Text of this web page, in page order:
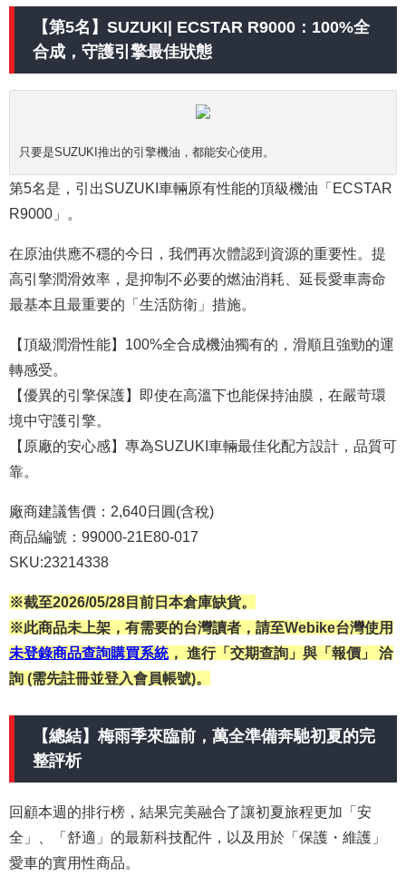
【第5名】SUZUKI| ECSTAR R9000：100%全
合成，守護引擎最佳狀態
只要是SUZUKI推出的引擎機油，都能安心使用。
第5名是，引出SUZUKI車輛原有性能的頂級機油「ECSTAR
R9000」。
在原油供應不穩的今日，我們再次體認到資源的重要性。提
高引擎潤滑效率，是抑制不必要的燃油消耗、延長愛車壽命
最基本且最重要的「生活防衛」措施。
【頂級潤滑性能】100%全合成機油獨有的，滑順且強勁的運
轉感受。
【優異的引擎保護】即使在高溫下也能保持油膜，在嚴苛環
境中守護引擎。
【原廠的安心感】專為SUZUKI車輛最佳化配方設計，品質可
靠。
廠商建議售價：2,640日圓(含稅)
商品編號：99000-21E80-017
SKU:23214338
※截至2026/05/28目前日本倉庫缺貨。
※此商品未上架，有需要的台灣讀者，請至Webike台灣使用
未登錄商品查詢購買系統 ， 進行「交期查詢」與「報價」 洽
詢 (需先註冊並登入會員帳號)。
【總結】梅雨季來臨前，萬全準備奔馳初夏的完
整評析
回顧本週的排行榜，結果完美融合了讓初夏旅程更加「安
全」、「舒適」的最新科技配件，以及用於「保護・維護」
愛車的實用性商品。